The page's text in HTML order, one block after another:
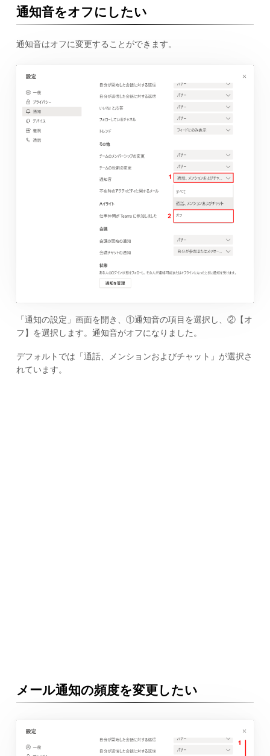
通知音をオフにしたい
通知音はオフに変更することができます。
「通知の設定」画面を開き、①通知音の項目を選択し、②【オ
フ】を選択します。通知音がオフになりました。
デフォルトでは「通話、メンションおよびチャット」が選択さ
れています。
メール通知の頻度を変更したい